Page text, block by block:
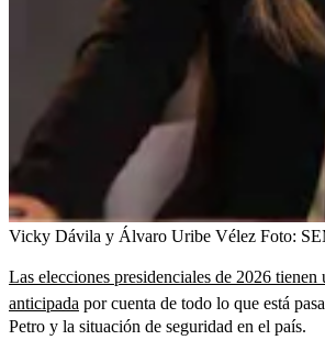
Vicky Dávila y Álvaro Uribe Vélez Foto:
Las elecciones presidenciales de 2026 tienen
anticipada por cuenta de todo lo que está
Petro y la situación de seguridad en el país.